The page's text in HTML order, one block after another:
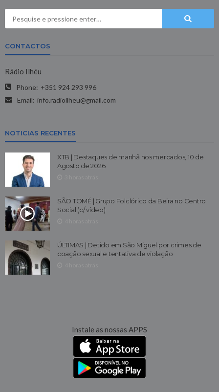
CONTACTOS
Rádio Ilhéu
Phone: +351 924 293 996
Email: info.radioilheu@gmail.com
NOTICIAS RECENTES
XTB | Destaques de manhã nos mercados, 10 de
Agosto de 2026
SÃO TOMÉ | Grupo Folclórico da Beira no Centro
Social (c/ vídeo)
ÚLTIMAS | Detido em São Miguel por crimes de
coação sexual e tentativa de violação
Instale as nossas APPS